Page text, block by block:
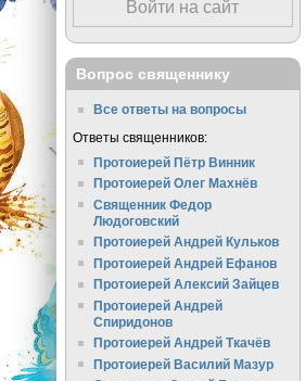
Войти на сайт
Вопрос священнику
Все ответы на вопросы
Ответы священников:
Протоиерей Пётр Винник
Протоиерей Олег Махнёв
Священник Федор
Людоговский
Протоиерей Андрей Кульков
Протоиерей Андрей Ефанов
Протоиерей Алексий Зайцев
Протоиерей Андрей
Спиридонов
Протоиерей Андрей Ткачёв
Протоиерей Василий Мазур